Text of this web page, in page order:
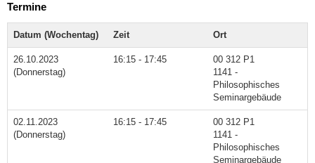
Termine
Datum (Wochentag) Zeit Ort
26.10.2023
(Donnerstag)
16:15 - 17:45
00 312 P1
1141 -
Philosophisches
Seminargebäude
02.11.2023
(Donnerstag)
16:15 - 17:45
00 312 P1
1141 -
Philosophisches
Seminargebäude